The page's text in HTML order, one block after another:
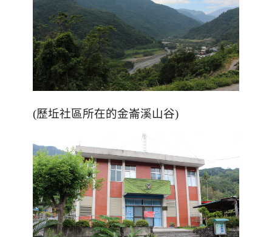
(歷坵社區所在的金崙溪山谷)